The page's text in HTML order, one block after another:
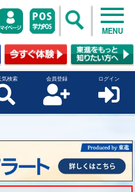
MENU
気検索 会員登録 ログイン